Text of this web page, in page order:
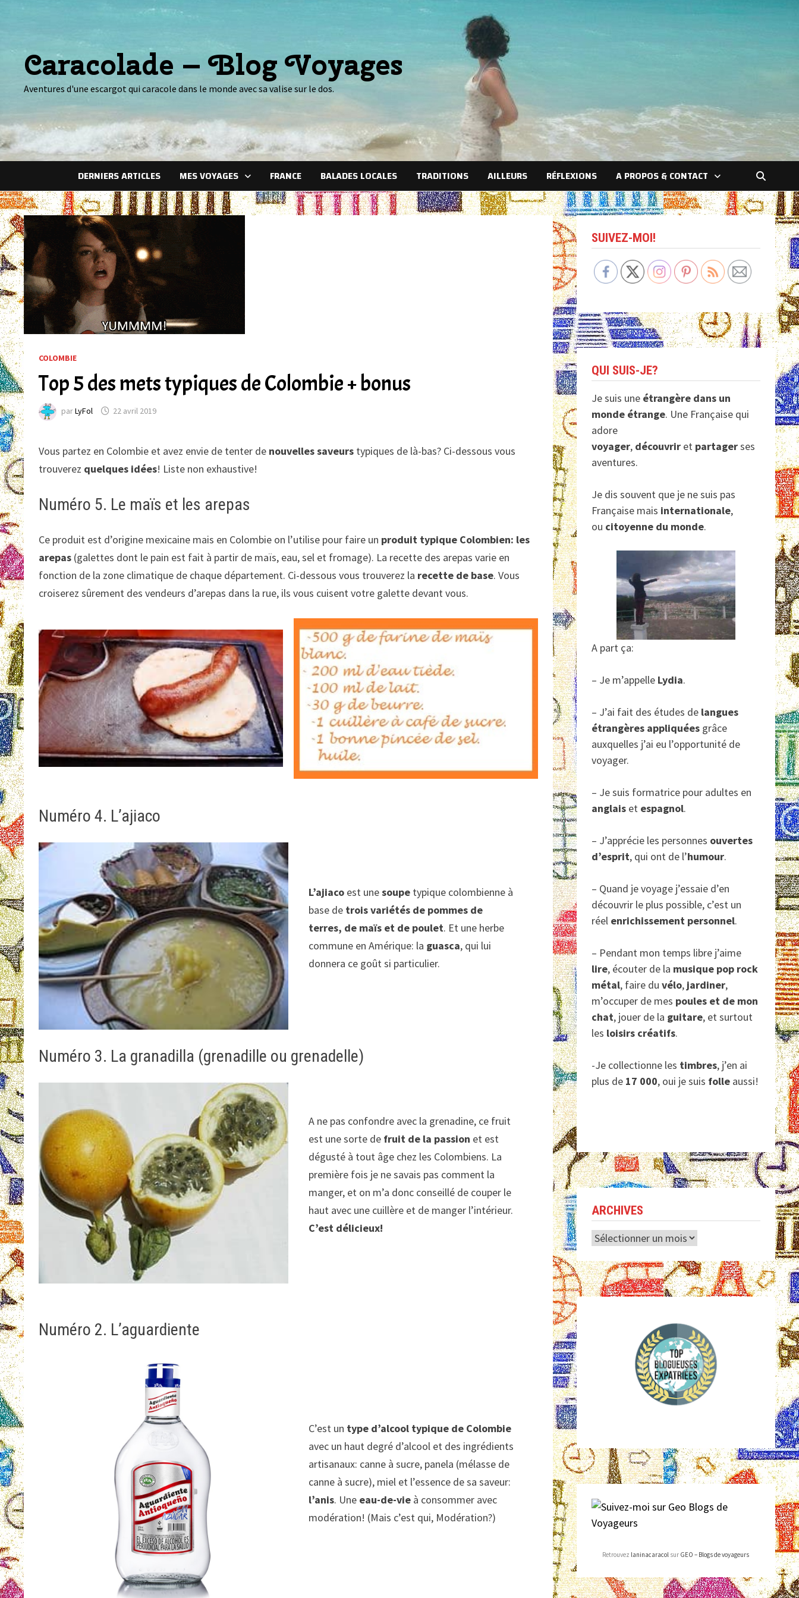
Passer
Caracolade – Blog Voyages
Aventures d'une escargot qui caracole dans le monde avec sa valise sur le dos.
DERNIERS ARTICLES MES VOYAGES FRANCE BALADES LOCALES TRADITIONS AILLEURS RÉFLEXIONS A PROPOS & CONTACT
COLOMBIE
Top 5 des mets typiques de Colombie + bonus
parLyFol 22 avril 2019
Vous partez en Colombie et avez envie de tenter de nouvelles saveurs typiques de là-bas? Ci-dessous vous
trouverez quelques idées! Liste non exhaustive!
Numéro 5. Le maïs et les arepas
Ce produit est d’origine mexicaine mais en Colombie on l’utilise pour faire un produit typique Colombien: les
arepas (galettes dont le pain est fait à partir de maïs, eau, sel et fromage). La recette des arepas varie en
fonction de la zone climatique de chaque département. Ci-dessous vous trouverez la recette de base. Vous
croiserez sûrement des vendeurs d’arepas dans la rue, ils vous cuisent votre galette devant vous.
Numéro 4. L’ajiaco
L’ajiacoest unesoupetypique colombienne à
base detrois variétés de pommes de
terres, de maïs et de poulet. Et une herbe
commune en Amérique: la guasca, qui lui
donnera ce goût si particulier.
Numéro 3. La granadilla (grenadille ou grenadelle)
A ne pas confondre avec la grenadine, ce fruit
est une sorte de fruit de la passion et est
dégusté à tout âge chez les Colombiens. La
première fois je ne savais pas comment la
manger, et on m’a donc conseillé de couper le
haut avec une cuillère et de manger l’intérieur.
C’est délicieux!
Numéro 2. L’aguardiente
C’est un type d’alcool typique de Colombie
avec un haut degré d’alcool et des ingrédients
artisanaux: canne à sucre, panela (mélasse de
canne à sucre), miel et l’essence de sa saveur:
l’anis. Uneeau-de-vieà consommer avec
modération! (Mais c’est qui, Modération?)
SUIVEZ-MOI!
QUI SUIS-JE?
Je suis une étrangère dans un
monde étrange. Une Française qui
adore
voyager, découvriret partagerses
aventures.
Je dis souvent que je ne suis pas
Française mais internationale,
ou citoyenne du monde.
A part ça:
– Je m’appelleLydia.
– J’ai fait des études de langues
étrangères appliquéesgrâce
auxquelles j’ai eu l’opportunité de
voyager.
– Je suis formatrice pour adultes en
anglaiset espagnol.
– J’apprécie les personnes ouvertes
d’esprit, qui ont de l’humour.
– Quand je voyage j’essaie d’en
découvrir le plus possible, c’est un
réel enrichissement personnel.
– Pendant mon temps libre j’aime
lire, écouter de la musique pop rock
métal, faire du vélo, jardiner,
m’occuper de mes poules et de mon
chat, jouer de la guitare, et surtout
les loisirs créatifs.
-Je collectionne les timbres, j’en ai
plus de 17 000, oui je suis folleaussi!
ARCHIVES
Archives
Retrouvez laninacaracol sur GEO – Blogs de voyageurs